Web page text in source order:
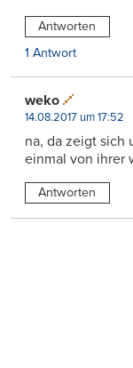
Antworten
1 Antwort
weko
14.08.2017 um 17:52
na, da zeigt sich
einmal von ihrer
Antworten